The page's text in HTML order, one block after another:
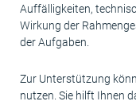
Auffälligkeiten,
Wirkung der
der Aufgaben.
Zur Unterstützung
nutzen. Sie hilft Ihnen